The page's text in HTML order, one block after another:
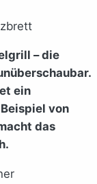
– die
ein
von
das